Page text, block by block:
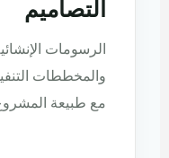
التصاميم
الرسومات
والمخططات
مع طبيعة المشروع